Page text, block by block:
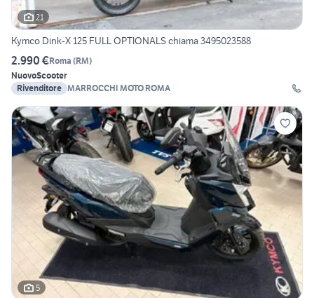
21
Kymco Dink-X 125 FULL OPTIONALS chiama 3495023588
2.990 €Roma (RM)
NuovoScooter
Rivenditore MARROCCHI MOTO ROMA
5